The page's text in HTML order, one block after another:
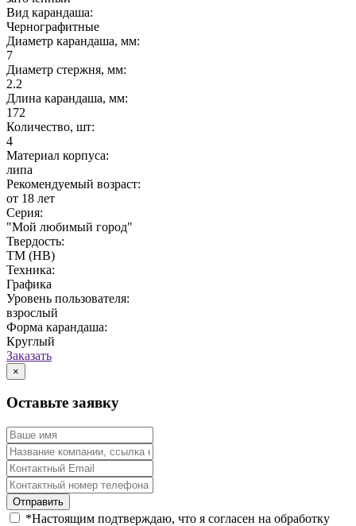
Вид карандаша:
Чернографитные
Диаметр карандаша, мм:
7
Диаметр стержня, мм:
2.2
Длина карандаша, мм:
172
Количество, шт:
4
Материал корпуса:
липа
Рекомендуемый возраст:
от 18 лет
Серия:
"Мой любимый город"
Твердость:
ТМ (HB)
Техника:
Графика
Уровень пользователя:
взрослый
Форма карандаша:
Круглый
Заказать
×
Оставьте заявку
*Настоящим подтверждаю, что я согласен на обработку